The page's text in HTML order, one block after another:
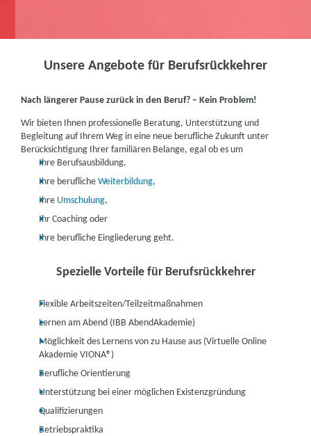
Unsere Angebote für Berufsrückkehrer
Nach längerer Pause zurück in den Beruf? – Kein Problem!
Wir bieten Ihnen professionelle Beratung, Unterstützung und
Begleitung auf Ihrem Weg in eine neue berufliche Zukunft unter
Berücksichtigung Ihrer familiären Belange, egal ob es um
Ihre Berufsausbildung,
Ihre beruflicheWeiterbildung,
Ihre Umschulung,
Ihr Coaching oder
Ihre berufliche Eingliederung geht.
Spezielle Vorteile für Berufsrückkehrer
Flexible Arbeitszeiten/Teilzeitmaßnahmen
Lernen am Abend (IBB AbendAkademie)
Möglichkeit des Lernens von zu Hause aus (Virtuelle Online
Akademie VIONA®)
Berufliche Orientierung
Unterstützung bei einer möglichen Existenzgründung
Qualifizierungen
Betriebspraktika